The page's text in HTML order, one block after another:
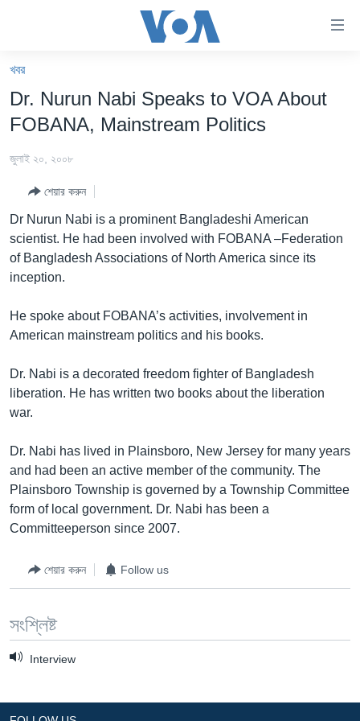
যান।
প্রধান
যান
বিশ্ব
দক্ষিণ-এশিয়া
সম্পাদকীয়
টেলিভিশন
Learning English
অন্য ভাষায় ওয়েব সাইট
খবর
Dr. Nurun Nabi Speaks to VOA About
FOBANA, Mainstream Politics
জুলাই ২০, ২০০৮
শেয়ার করুন
Dr Nurun Nabi is a prominent Bangladeshi American
scientist. He had been involved with FOBANA –Federation
of Bangladesh Associations of North America since its
inception.
He spoke about FOBANA’s activities, involvement in
American mainstream politics and his books.
Dr. Nabi is a decorated freedom fighter of Bangladesh
liberation. He has written two books about the liberation
war.
Dr. Nabi has lived in Plainsboro, New Jersey for many years
and had been an active member of the community. The
Plainsboro Township is governed by a Township Committee
form of local government. Dr. Nabi has been a
Committeeperson since 2007.
শেয়ার করুন Follow us
সংশ্লিষ্ট
Interview